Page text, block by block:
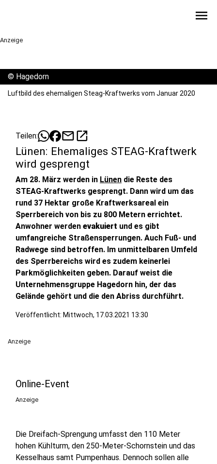
menu
Anzeige
© Hagedorn
Luftbild des ehemaligen Steag-Kraftwerks vom Januar 2020
Teilen: mailopen_in_new
Lünen: Ehemaliges STEAG-Kraftwerk
wird gesprengt
Am 28. März werden in Lünen die Reste des
STEAG-Kraftwerks gesprengt. Dann wird um das
rund 37 Hektar große Kraftwerksareal ein
Sperrbereich von bis zu 800 Metern errichtet.
Anwohner werden evakuiert und es gibt
umfangreiche Straßensperrungen. Auch Fuß- und
Radwege sind betroffen. Im unmittelbaren Umfeld
des Sperrbereichs wird es zudem keinerlei
Parkmöglichkeiten geben. Darauf weist die
Unternehmensgruppe Hagedorn hin, der das
Gelände gehört und die den Abriss durchführt.
Veröffentlicht: Mittwoch, 17.03.2021 13:30
Anzeige
Online-Event
Anzeige
Die Dreifach-Sprengung umfasst den 110 Meter
hohen Kühlturm, den 250-Meter-Schornstein und das
Kesselhaus samt Pumpenhaus. Dennoch sollen alle